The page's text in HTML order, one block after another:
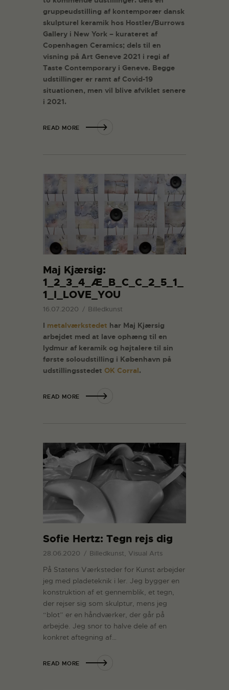
gruppeudstilling af kontemporær dansk
skulpturel keramik hos Hostler/Burrows
Gallery i New York – kurateret af
Copenhagen Ceramics; dels til en
visning på Art Geneve 2021 i regi af
Taste Contemporary i Geneve. Begge
udstillinger er ramt af Covid-19
situationen, men vil blive afviklet senere
i 2021.
READ MORE
Maj Kjærsig:
1_2_3_4_Æ_B_C_C_2_5_1_
1_I_LOVE_YOU
16.07.2020 Billedkunst
I metalværkstedet har Maj Kjærsig
arbejdet med at lave ophæng til en
lydmur af keramik og højtalere til sin
første soloudstilling i København på
udstillingsstedet OK Corral.
READ MORE
Sofie Hertz: Tegn rejs dig
28.06.2020 Billedkunst, Visual Arts
På Statens Værksteder for Kunst arbejder
jeg med pladeteknik i ler. Jeg bygger en
konstruktion af et gennemblik, et tegn,
der rejser sig som skulptur, mens jeg
“blot” er en håndværker, der går på
arbejde. Jeg snor to halve dele af en
konkret aftegning af…
READ MORE